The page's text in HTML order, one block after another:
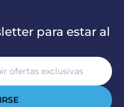
para estar al